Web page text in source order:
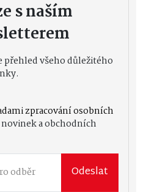
s naším
přehled všeho důležitého
zpracování osobních
a obchodních
Odeslat